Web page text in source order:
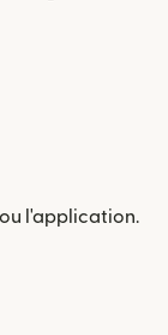
ou l'application.